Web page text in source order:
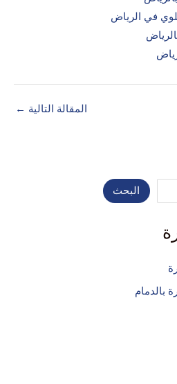
في الرياض
المقالة التالية ←
البحث
بالدمام